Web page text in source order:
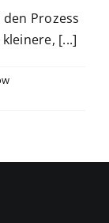
Prozess
[...]